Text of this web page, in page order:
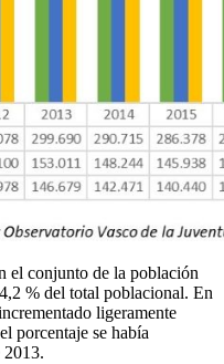
el conjunto de la población
% del total poblacional. En
ligeramente
porcentaje se había
2013.